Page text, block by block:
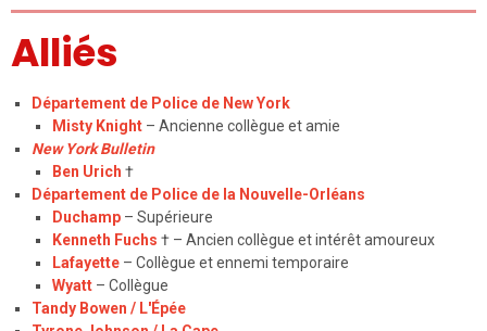
Alliés
Département de Police de New York
Misty Knight – Ancienne collègue et amie
New York Bulletin
Ben Urich †
Département de Police de la Nouvelle-Orléans
Duchamp – Supérieure
Kenneth Fuchs † – Ancien collègue et intérêt amoureux
Lafayette – Collègue et ennemi temporaire
Wyatt – Collègue
Tandy Bowen / L'Épée